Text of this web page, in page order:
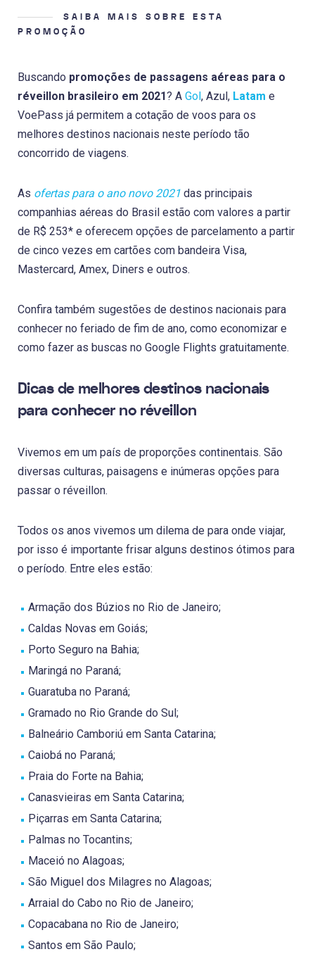
SAIBA MAIS SOBRE ESTA
PROMOÇÃO
Buscando promoções de passagens aéreas para o
réveillon brasileiro em 2021? A Gol, Azul, Latam e
VoePass já permitem a cotação de voos para os
melhores destinos nacionais neste período tão
concorrido de viagens.
As ofertas para o ano novo 2021 das principais
companhias aéreas do Brasil estão com valores a partir
de R$ 253* e oferecem opções de parcelamento a partir
de cinco vezes em cartões com bandeira Visa,
Mastercard, Amex, Diners e outros.
Confira também sugestões de destinos nacionais para
conhecer no feriado de fim de ano, como economizar e
como fazer as buscas no Google Flights gratuitamente.
Dicas de melhores destinos nacionais
para conhecer no réveillon
Vivemos em um país de proporções continentais. São
diversas culturas, paisagens e inúmeras opções para
passar o réveillon.
Todos os anos vivemos um dilema de para onde viajar,
por isso é importante frisar alguns destinos ótimos para
o período. Entre eles estão:
Armação dos Búzios no Rio de Janeiro;
Caldas Novas em Goiás;
Porto Seguro na Bahia;
Maringá no Paraná;
Guaratuba no Paraná;
Gramado no Rio Grande do Sul;
Balneário Camboriú em Santa Catarina;
Caiobá no Paraná;
Praia do Forte na Bahia;
Canasvieiras em Santa Catarina;
Piçarras em Santa Catarina;
Palmas no Tocantins;
Maceió no Alagoas;
São Miguel dos Milagres no Alagoas;
Arraial do Cabo no Rio de Janeiro;
Copacabana no Rio de Janeiro;
Santos em São Paulo;